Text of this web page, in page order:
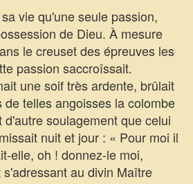
vie qu'une seule passion,
de Dieu. À mesure
le creuset des épreuves les
passion saccroîssait.
une soif très ardente, brûlait
telles angoisses la colombe
d'autre soulagement que celui
nuit et jour : « Pour moi il
elle, oh ! donnez-le moi,
au divin Maître